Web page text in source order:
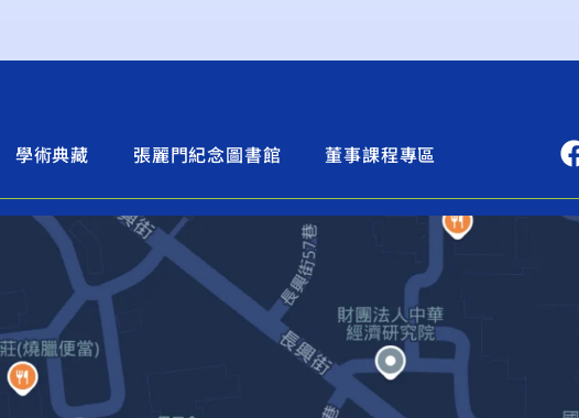
學術典藏 張麗門紀念圖書館 董事課程專區